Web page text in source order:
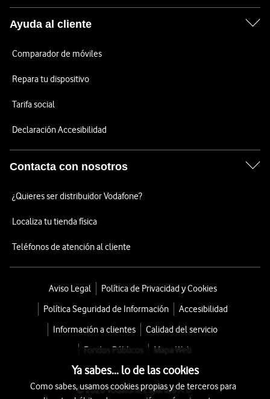
Ayuda al cliente
Comparador de móviles
Repara tu dispositivo
Tarifa social
Declaración Accesibilidad
Contacta con nosotros
¿Quieres ser distribuidor Vodafone?
Localiza tu tienda física
Teléfonos de atención al cliente
Aviso Legal
Política de Privacidad y Cookies
Política Seguridad de Información
Accesibilidad
Información a clientes
Calidad del servicio
Fondos Públicos
Mapa Web
© 2026 Vodafone España S.A.U.
Ya sabes... lo de las cookies
Como sabes, usamos cookies propias y de terceros para